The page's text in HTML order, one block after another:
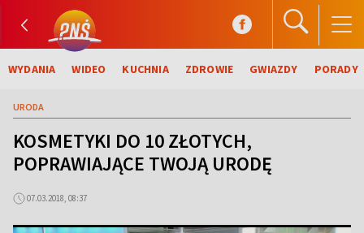
WYDANIA WIDEO KUCHNIA ZDROWIE GWIAZDY PORADY
URODA
KOSMETYKI DO 10 ZŁOTYCH,
POPRAWIAJĄCE TWOJĄ URODĘ
07.03.2018, 08:37